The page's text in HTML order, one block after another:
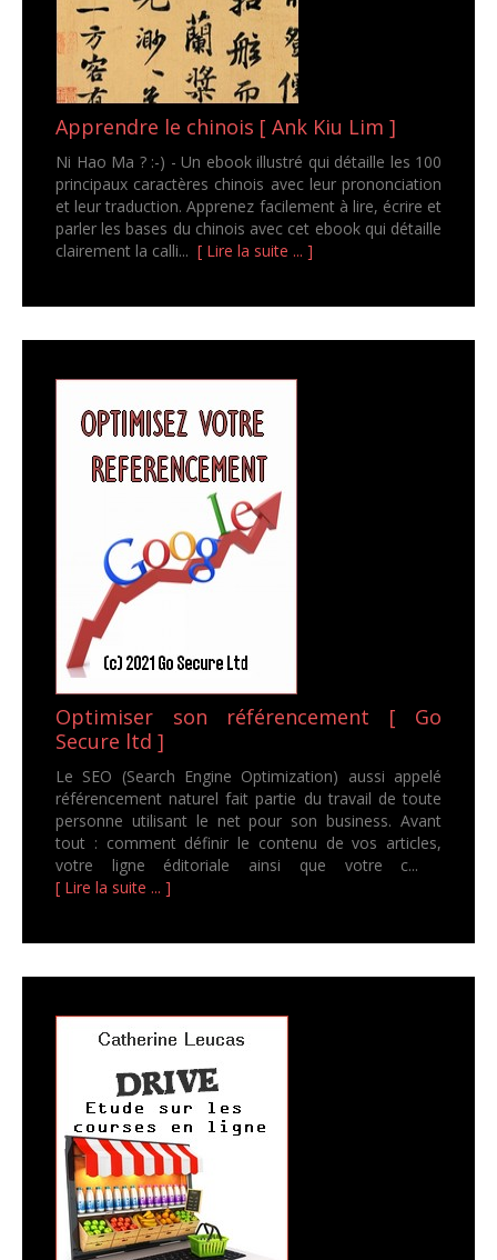
Apprendre le chinois [ Ank Kiu Lim ]
Ni Hao Ma ? :-) - Un ebook illustré qui détaille les 100
principaux caractères chinois avec leur prononciation
et leur traduction. Apprenez facilement à lire, écrire et
parler les bases du chinois avec cet ebook qui détaille
clairement la calli... [ Lire la suite ... ]
Optimiser son référencement [ Go
Secure ltd ]
Le SEO (Search Engine Optimization) aussi appelé
référencement naturel fait partie du travail de toute
personne utilisant le net pour son business. Avant
tout : comment définir le contenu de vos articles,
votre ligne éditoriale ainsi que votre c...
[ Lire la suite ... ]